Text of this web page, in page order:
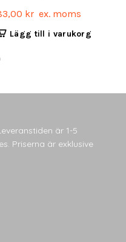
kr ex. moms
Lägg till i varukorg
är 1-5
Priserna är exklusive